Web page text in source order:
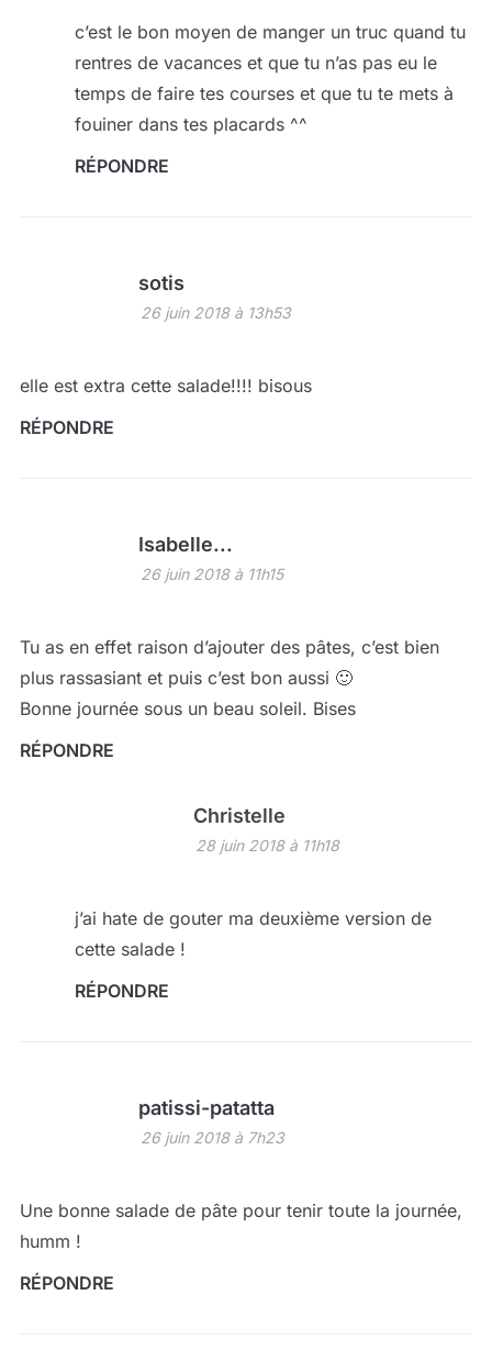
c’est le bon moyen de manger un truc quand tu
rentres de vacances et que tu n’as pas eu le
temps de faire tes courses et que tu te mets à
fouiner dans tes placards ^^
RÉPONDRE
sotis
26 juin 2018 à 13h53
elle est extra cette salade!!!! bisous
RÉPONDRE
Isabelle...
26 juin 2018 à 11h15
Tu as en effet raison d’ajouter des pâtes, c’est bien
plus rassasiant et puis c’est bon aussi 🙂
Bonne journée sous un beau soleil. Bises
RÉPONDRE
Christelle
28 juin 2018 à 11h18
j’ai hate de gouter ma deuxième version de
cette salade !
RÉPONDRE
patissi-patatta
26 juin 2018 à 7h23
Une bonne salade de pâte pour tenir toute la journée,
humm !
RÉPONDRE